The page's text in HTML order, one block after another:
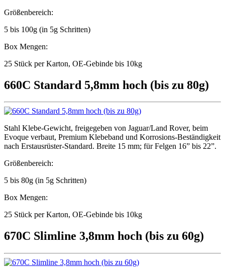
Größenbereich:
5 bis 100g (in 5g Schritten)
Box Mengen:
25 Stück per Karton, OE-Gebinde bis 10kg
660C Standard 5,8mm hoch (bis zu 80g)
Stahl Klebe-Gewicht, freigegeben von Jaguar/Land Rover, beim
Evoque verbaut, Premium Klebeband und Korrosions-Beständigkeit
nach Erstausrüster-Standard. Breite 15 mm; für Felgen 16” bis 22”.
Größenbereich:
5 bis 80g (in 5g Schritten)
Box Mengen:
25 Stück per Karton, OE-Gebinde bis 10kg
670C Slimline 3,8mm hoch (bis zu 60g)